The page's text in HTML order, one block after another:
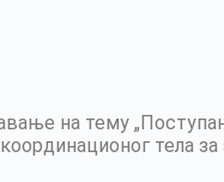
на тему
тела